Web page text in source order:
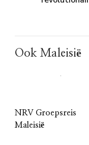
Ook Maleisië
NRV Groepsreis
Maleisië